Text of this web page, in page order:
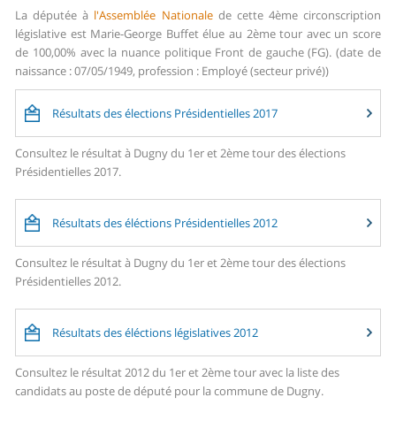
La députée à l'Assemblée Nationalede cette 4ème circonscription
législative est Marie-George Buffet élue au 2ème tour avec un score
de 100,00% avec la nuance politique Front de gauche (FG). (date de
naissance : 07/05/1949, profession : Employé (secteur privé))
Résultats des élections Présidentielles 2017
Consultez le résultat à Dugny du 1er et 2ème tour des élections
Présidentielles 2017.
Résultats des éléctions Présidentielles 2012
Consultez le résultat à Dugny du 1er et 2ème tour des élections
Présidentielles 2012.
Résultats des éléctions législatives 2012
Consultez le résultat 2012 du 1er et 2ème tour avec la liste des
candidats au poste de député pour la commune de Dugny.